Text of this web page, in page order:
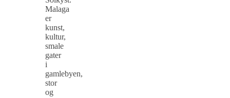
Malaga
er
kunst,
kultur,
smale
gater
i
gamlebyen,
stor
og